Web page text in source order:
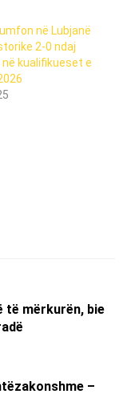
në Lubjanë
2-0 ndaj
kualifikueset e
të mërkurën, bie
–